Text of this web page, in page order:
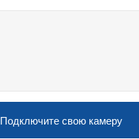
Подключите свою камеру